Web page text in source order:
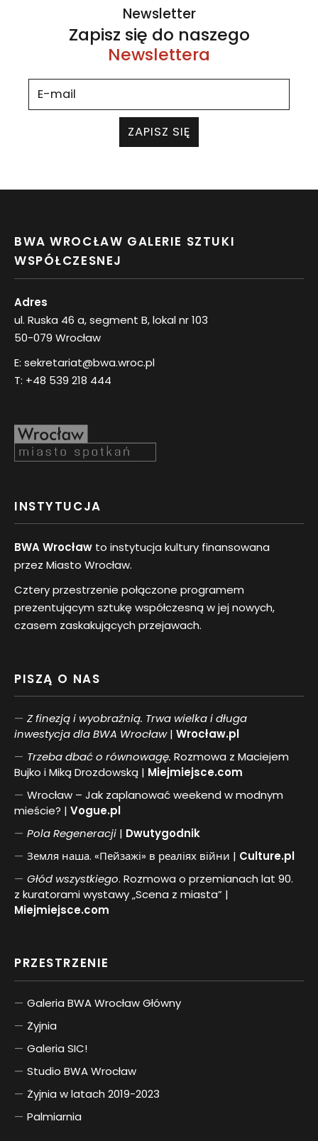
Newsletter
Zapisz się do naszego
Newslettera
ZAPISZ SIĘ
BWA WROCŁAW GALERIE SZTUKI
WSPÓŁCZESNEJ
Adres
ul. Ruska 46 a, segment B, lokal nr 103
50-079 Wrocław
E: sekretariat@bwa.wroc.pl
T: +48 539 218 444
INSTYTUCJA
BWA Wrocław to instytucja kultury finansowana
przez Miasto Wrocław.
Cztery przestrzenie połączone programem
prezentującym sztukę współczesną w jej nowych,
czasem zaskakujących przejawach.
PISZĄ O NAS
Z finezją i wyobraźnią. Trwa wielka i długa
inwestycja dla BWA Wrocław| Wrocław.pl
Trzeba dbać o równowagę. Rozmowa z Maciejem
Bujko i Miką Drozdowską | Miejmiejsce.com
Wrocław – Jak zaplanować weekend w modnym
mieście? | Vogue.pl
PolaRegeneracji | Dwutygodnik
Земля наша. «Пейзажі» в реаліях війни | Culture.pl
Głód wszystkiego. Rozmowa o przemianach lat 90.
z kuratorami wystawy „Scena z miasta” |
Miejmiejsce.com
PRZESTRZENIE
Galeria BWA Wrocław Główny
Żyjnia
Galeria SIC!
Studio BWA Wrocław
Żyjnia w latach 2019-2023
Palmiarnia